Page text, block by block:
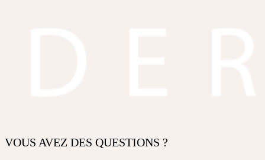
VOUS AVEZ DES QUESTIONS ?